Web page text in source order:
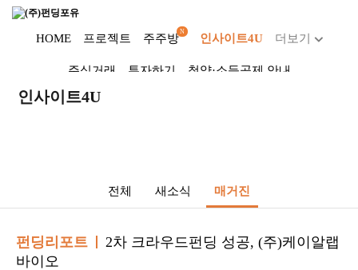
HOME 프로젝트 주주방
N
인사이트4U 더보기
주식거래 투자하기 청약·소득공제 안내
Dropdown trigger
인사이트4U
전체 새소식 매거진
펀딩리포트
2차 크라우드펀딩 성공, (주)케이알랩
바이오